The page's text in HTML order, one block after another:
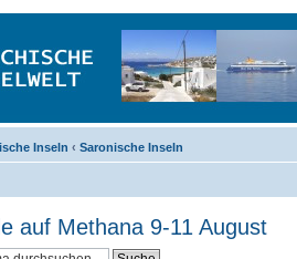
Inseln ‹ Saronische Inseln
auf Methana 9-11 August